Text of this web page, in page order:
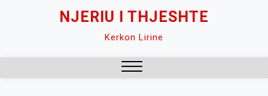
NJERIU I THJESHTE
Kerkon Lirine